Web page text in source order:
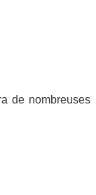
de nombreuses